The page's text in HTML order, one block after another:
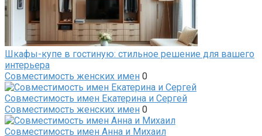
Шкафы-купе в гостиную: стильное решение для вашего
интерьера
Совместимость женских имен 0
Совместимость имен Екатерина и Сергей
Совместимость женских имен 0
Совместимость имен Анна и Михаил